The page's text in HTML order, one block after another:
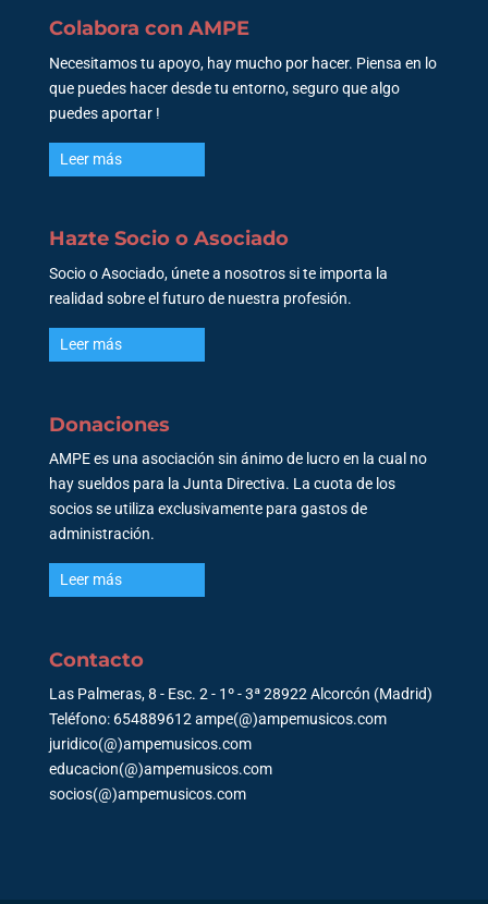
Colabora con AMPE
Necesitamos tu apoyo, hay mucho por hacer. Piensa en lo
que puedes hacer desde tu entorno, seguro que algo
puedes aportar !
Leer más
Hazte Socio o Asociado
Socio o Asociado, únete a nosotros si te importa la
realidad sobre el futuro de nuestra profesión.
Leer más
Donaciones
AMPE es una asociación sin ánimo de lucro en la cual no
hay sueldos para la Junta Directiva. La cuota de los
socios se utiliza exclusivamente para gastos de
administración.
Leer más
Contacto
Las Palmeras, 8 - Esc. 2 - 1º - 3ª 28922 Alcorcón (Madrid)
Teléfono: 654889612 ampe(@)ampemusicos.com
juridico(@)ampemusicos.com
educacion(@)ampemusicos.com
socios(@)ampemusicos.com